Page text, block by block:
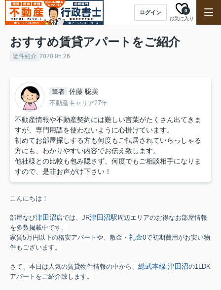
ログイン
お気に入り
0
おすすめ賃貸アパートをご紹介
物件紹介 2020.05.26
筆者 佐藤 聡美
不動産キャリア27年
不動産情報や不動産契約には難しい言葉がたくさん出てきま
すが、専門用語を使わないように心掛けています。
初めてお部屋探しする方も何度もご転居されていらっしゃる
方にも、わかりやすい内容でお伝え致します。
他社様との比較も包み隠さず、何度でもご相談相手になりま
すので、是非お声がけ下さい！
こんにちは！
部屋なび津田沼店では、JR津田沼駅周辺エリアのお得なお部屋情報
を多数掲載中です。
家賃5万円以下の格安アパートや、敷金・ 礼金0で初期費用がお安い物
件もございます。
さて、本日は人気の賃貸物件情報の中から、 総武本線 津田沼の1LDK
アパートをご紹介致します。